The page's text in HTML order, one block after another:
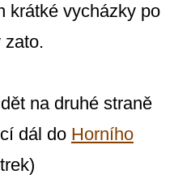
krátké vycházky po
zato.
na druhé straně
dál do Horního